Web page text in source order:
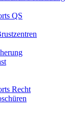
QS
Recht